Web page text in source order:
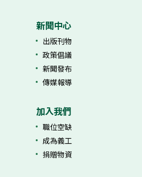
新聞中心
出版刊物
政策倡議
新聞發布
傳媒報導
加入我們
職位空缺
成為義工
捐贈物資